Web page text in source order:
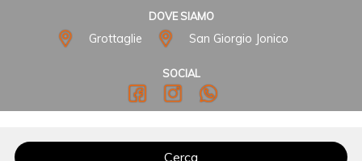
DOVE SIAMO
Grottaglie San Giorgio Jonico
SOCIAL
Cerca